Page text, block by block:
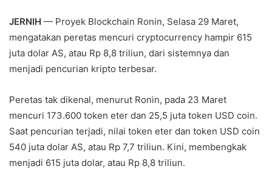
JERNIH — Proyek Blockchain Ronin, Selasa 29 Maret,
mengatakan peretas mencuri cryptocurrency hampir 615
juta dolar AS, atau Rp 8,8 triliun, dari sistemnya dan
menjadi pencurian kripto terbesar.
Peretas tak dikenal, menurut Ronin, pada 23 Maret
mencuri 173.600 token eter dan 25,5 juta token USD coin.
Saat pencurian terjadi, nilai token eter dan token USD coin
540 juta dolar AS, atau Rp 7,7 triliun. Kini, membengkak
menjadi 615 juta dolar, atau Rp 8,8 triliun.